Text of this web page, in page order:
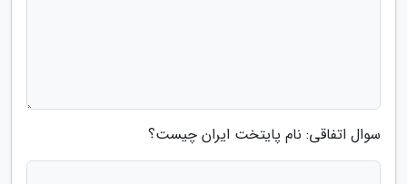
سوال اتفاقی: نام پایتخت ایران چیست؟